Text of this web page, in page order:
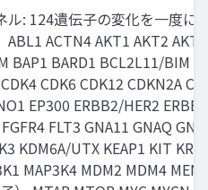
ル: 124遺伝子の変化を一度に
ABL1 ACTN4 AKT1 AKT2
BAP1 BARD1 BCL2L11/BIM
CDK6 CDK12 CDKN2A
EP300 ERBB2/HER2
FLT3 GNA11 GNAQ
KDM6A/UTX KEAP1 KIT
MAP3K4 MDM2 MDM4